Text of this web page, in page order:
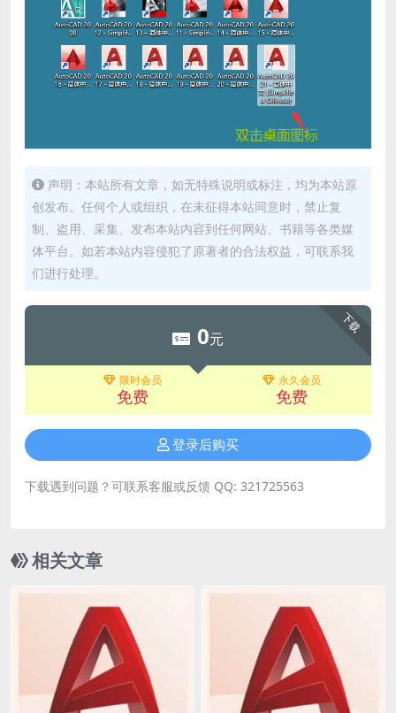
声明：本站所有文章，如无特殊说明或标注，均为本站原
创发布。任何个人或组织，在未征得本站同意时，禁止复
制、盗用、采集、发布本站内容到任何网站、书籍等各类媒
体平台。如若本站内容侵犯了原著者的合法权益，可联系我
们进行处理。
下载
0元
限时会员
免费
永久会员
免费
登录后购买
下载遇到问题？可联系客服或反馈 QQ: 321725563
相关文章